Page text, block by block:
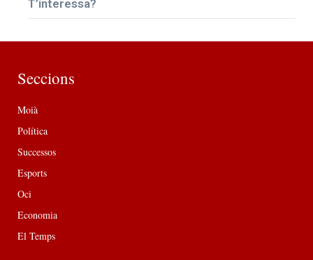
T’interessa?
Seccions
Moià
Política
Successos
Esports
Oci
Economia
El Temps